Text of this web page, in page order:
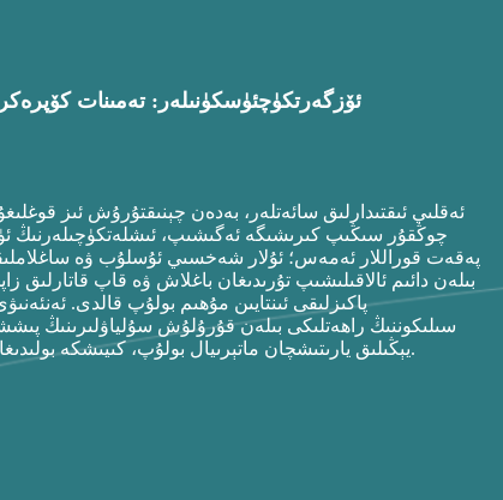
ئەقلىي ئىقتىدارلىق كىيىملەر ئۈچۈن Skin-Soft TPU ئۆزگەرتكۈچئۈسكۈنىلەر : تەمىنات كۆپرەك
ئەقلىي ئىقتىدارلىق سائەتلەر، بەدەن چېنىقتۇرۇش ئىز
چوڭقۇر سىڭىپ كىرىشىگە ئەگىشىپ، ئىشلەتكۈچىلەرنىڭ
پەقەت قوراللار ئەمەس؛ ئۇلار شەخسىي ئۇسلۇب ۋە
بىلەن دائىم ئالاقىلىشىپ تۇرىدىغان باغلاش ۋە قاپ قاتارلىق
پاكىزلىقى ئىنتايىن مۇھىم بولۇپ قالدى.
سىلىكوننىڭ راھەتلىكى بىلەن قۇرۇلۇش سۇلياۋلىرىنىڭ
يېڭىلىق يارىتىشچان ماتېرىيال بولۇپ، كىيىشكە بولىدىغان ئۈسكۈنە ماتېرىياللىرىنىڭ يېڭىلىنىش دولقۇنىغا يېتەكچىلىك قىلماقتا.